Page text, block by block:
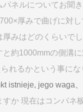
パネルについてお聞
厚みで曲げに対
厚みはどのくらいで
と約1000mmの側溝
れるかという事にな
istnieje, jego waga、
すか 現在はコンパネ